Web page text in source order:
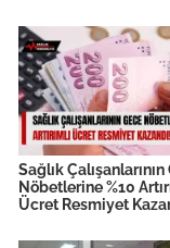
Sağlık Çalışanlarının
Nöbetlerine %10
Ücret Resmiyet